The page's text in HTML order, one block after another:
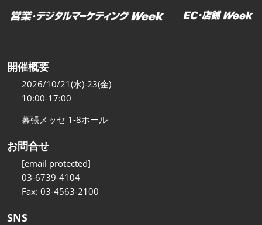
開催概要
2026/10/21(水)-23(金)
10:00-17:00
幕張メッセ 1-8ホール
お問合せ
[email protected]
03-6739-4104
Fax: 03-4563-2100
SNS